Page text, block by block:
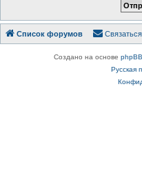
Список форумов
Создано на основе phpBB
Русская